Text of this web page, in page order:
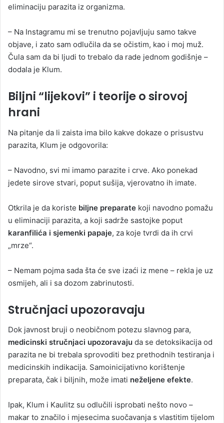
eliminaciju parazita iz organizma.
– Na Instagramu mi se trenutno pojavljuju samo takve
objave, i zato sam odlučila da se očistim, kao i moj muž.
Čula sam da bi ljudi to trebalo da rade jednom godišnje –
dodala je Klum.
Biljni “lijekovi” i teorije o sirovoj
hrani
Na pitanje da li zaista ima bilo kakve dokaze o prisustvu
parazita, Klum je odgovorila:
– Navodno, svi mi imamo parazite i crve. Ako ponekad
jedete sirove stvari, poput sušija, vjerovatno ih imate.
Otkrila je da koriste biljne preparate koji navodno pomažu
u eliminaciji parazita, a koji sadrže sastojke poput
karanfilića i sjemenki papaje, za koje tvrdi da ih crvi
„mrze“.
– Nemam pojma sada šta će sve izaći iz mene – rekla je uz
osmijeh, ali i sa dozom zabrinutosti.
Stručnjaci upozoravaju
Dok javnost bruji o neobičnom potezu slavnog para,
medicinski stručnjaci upozoravaju da se detoksikacija od
parazita ne bi trebala sprovoditi bez prethodnih testiranja i
medicinskih indikacija. Samoinicijativno korištenje
preparata, čak i biljnih, može imati neželjene efekte.
Ipak, Klum i Kaulitz su odlučili isprobati nešto novo –
makar to značilo i mjesecima suočavanja s vlastitim tijelom